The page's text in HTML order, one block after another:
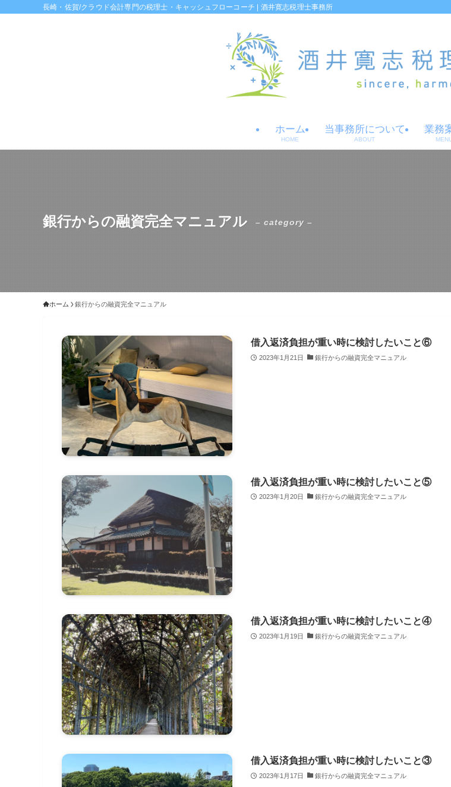
長崎・佐賀/クラウド会計専門の税理士・キャッシュフローコーチ | 酒井寛志税理士事務所
ホーム
HOME
当事務所について
ABOUT
業務
銀行からの融資完全マニュアル – category –
ホーム 銀行からの融資完全マニュアル
借入返済負担が重い時に検討したいこと⑥
2023年1月21日 銀行からの融資完全マニュアル
借入返済負担が重い時に検討したいこと⑤
2023年1月20日 銀行からの融資完全マニュアル
借入返済負担が重い時に検討したいこと④
2023年1月19日 銀行からの融資完全マニュアル
借入返済負担が重い時に検討したいこと③
2023年1月17日 銀行からの融資完全マニュアル